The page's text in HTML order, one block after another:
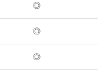
◎
◎
◎